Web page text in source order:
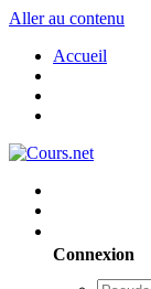
Aller au contenu
Accueil
Connexion